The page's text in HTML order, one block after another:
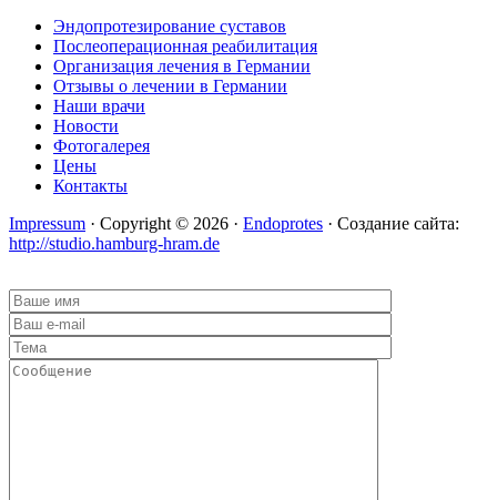
Эндопротезирование суставов
Послеоперационная реабилитация
Организация лечения в Германии
Отзывы о лечении в Германии
Наши врачи
Новости
Фотогалерея
Цены
Контакты
Impressum · Copyright © 2026 · Endoprotes · Создание сайта:
http://studio.hamburg-hram.de